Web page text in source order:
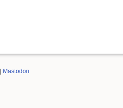
Mastodon